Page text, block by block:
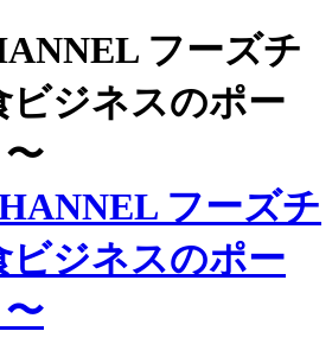
フーズチ
ビジネスのポー